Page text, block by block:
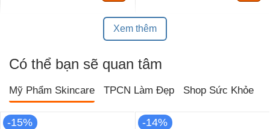
Xem thêm
Có thể bạn sẽ quan tâm
Mỹ Phẩm Skincare TPCN Làm Đẹp Shop Sức Khỏe
-15% -14%